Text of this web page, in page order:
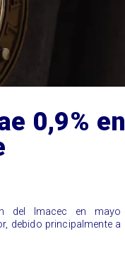
0,9% en
del Imacec en mayo
debido principalmente a